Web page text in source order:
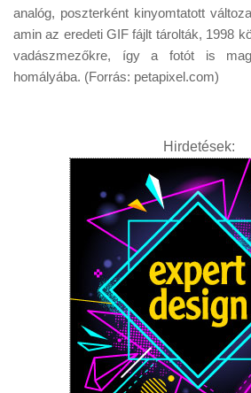
analóg, poszterként kinyomtatott
amin az eredeti GIF fájlt tárolták, 1998
vadászmezőkre, így a fotót is
homályába. (Forrás: petapixel.com)
Hirdetések: